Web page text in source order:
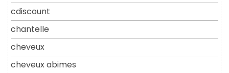
cdiscount
chantelle
cheveux
cheveux abimes